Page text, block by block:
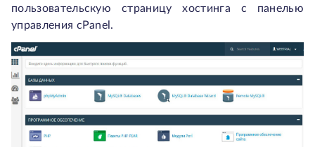
пользовательскую страницу хостинга с панелью
управления cPanel.